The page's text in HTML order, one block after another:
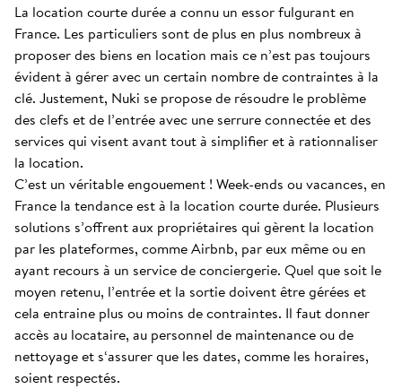
La location courte durée a connu un essor fulgurant en
France. Les particuliers sont de plus en plus nombreux à
proposer des biens en location mais ce n’est pas toujours
évident à gérer avec un certain nombre de contraintes à la
clé. Justement, Nuki se propose de résoudre le problème
des clefs et de l’entrée avec une serrure connectée et des
services qui visent avant tout à simplifier et à rationnaliser
la location.
C’est un véritable engouement ! Week-ends ou vacances, en
France la tendance est à la location courte durée. Plusieurs
solutions s’offrent aux propriétaires qui gèrent la location
par les plateformes, comme Airbnb, par eux même ou en
ayant recours à un service de conciergerie. Quel que soit le
moyen retenu, l’entrée et la sortie doivent être gérées et
cela entraine plus ou moins de contraintes. Il faut donner
accès au locataire, au personnel de maintenance ou de
nettoyage et s‘assurer que les dates, comme les horaires,
soient respectés.